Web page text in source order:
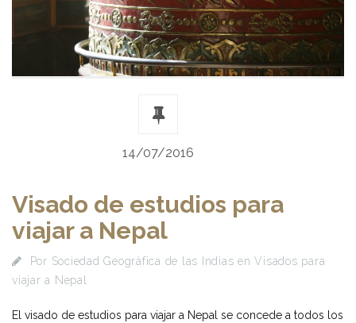
14/07/2016
Visado de estudios para
viajar a Nepal
Por Sociedad Geográfica de las Indias enVisados para
viajar a Nepal
El visado de estudios para viajar a Nepal se concede a todos los